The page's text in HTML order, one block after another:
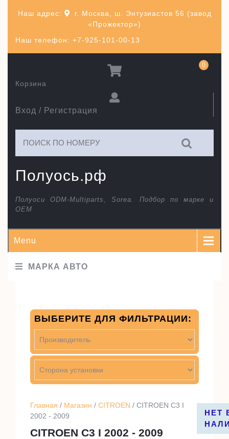
Наш телефон: +7-925-101-00-13
Наш адрес:
г. Москва, ш. Энтузиастов 56 (завод
«Прожектор»)
Полуось.рф
Полуоси ODM-Multiparts, Sorea. Подбор по марке и
ОЕМ
Вход / Регистрация
Корзина
0
Menu
МАРКА АВТО
Главная / Магазин / CITROEN / CITROEN C3 I
2002 - 2009
CITROEN C3 I 2002 - 2009
НЕТ
НЕТ
ВЫБЕРИТЕ ДЛЯ ФИЛЬТРАЦИИ: